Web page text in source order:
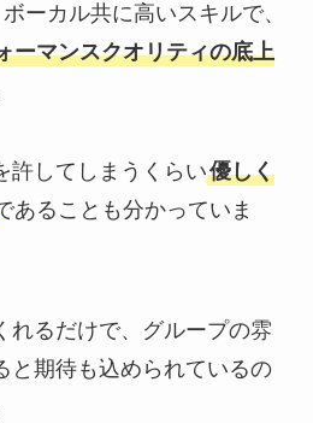
ーカル共に高いスキルで、
ーマンスクオリティの底上
許してしまうくらい優しく
あることも分かっていま
れるだけで、グループの雰
と期待も込められているの